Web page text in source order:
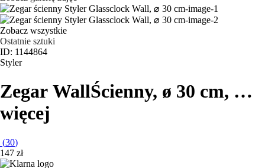
Zobacz wszystkie
Ostatnie sztuki
ID: 1144864
Styler
Zegar WallŚcienny, ø 30 cm, …
więcej
(30)
147 zł